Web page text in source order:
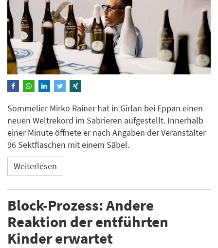
Sommelier Mirko Rainer hat in Girlan bei Eppan einen
neuen Weltrekord im Sabrieren aufgestellt. Innerhalb
einer Minute öffnete er nach Angaben der Veranstalter
96 Sektflaschen mit einem Säbel.
Weiterlesen
Block-Prozess: Andere
Reaktion der entführten
Kinder erwartet